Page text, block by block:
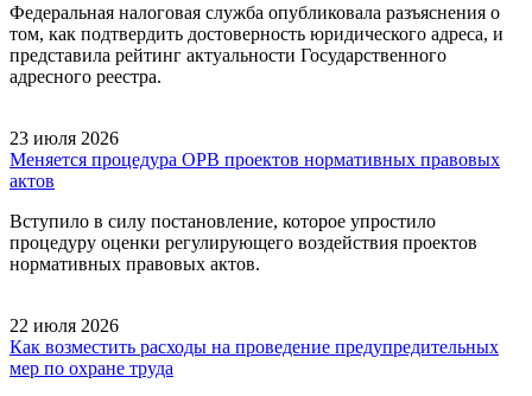
Федеральная налоговая служба опубликовала разъяснения о
том, как подтвердить достоверность юридического адреса, и
представила рейтинг актуальности Государственного
адресного реестра.
23 июля 2026
Меняется процедура ОРВ проектов нормативных правовых
актов
Вступило в силу постановление, которое упростило
процедуру оценки регулирующего воздействия проектов
нормативных правовых актов.
22 июля 2026
Как возместить расходы на проведение предупредительных
мер по охране труда